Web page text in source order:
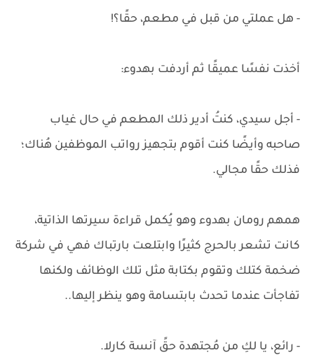
- هل عملتي من قبل في مطعم، حقًا؟!
أخذت نفسًا عميقًا ثم أردفت بهدوء:
- أجل سيدي، كنتُ أدير ذلك المطعم في حال غياب
صاحبه وأيضًا كنت أقوم بتجهيز رواتب الموظفين هُناك؛
فذلك حقًا مجالي.
همهم رومان بهدوء وهو يُكمل قراءة سيرتها الذاتية،
كانت تشعر بالحرج كثيرًا وابتلعت بارتباك فهي في شركة
ضخمة كتلك وتقوم بكتابة مثل تلك الوظائف ولكنها
تفاجأت عندما تحدث بابتسامة وهو ينظر إليها..
- رائع، يا لكِ من مُجتهدة حقً آنسة كارلا.